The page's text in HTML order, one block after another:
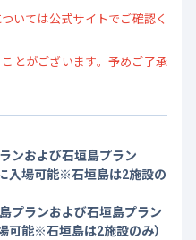
いては公式サイトでご確認く
とがございます。予めご了承
ンおよび石垣島プラン
入場可能※石垣島は2施設の
プランおよび石垣島プラン
可能※石垣島は2施設のみ）